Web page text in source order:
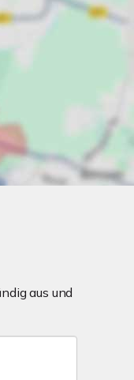
aus und